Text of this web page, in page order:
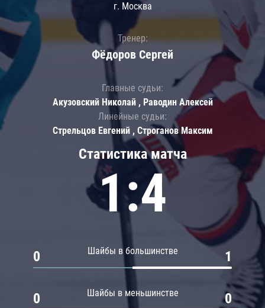
Статистика матча
1:4
Шайбы в большинстве
0 1
Шайбы в меньшинстве
0 0
г. Москва
Тренер:
Фёдоров Сергей
Главные судьи:
Акузовский Николай , Раводин Алексей
Линейные судьи:
Стрельцов Евгений , Строганов Максим